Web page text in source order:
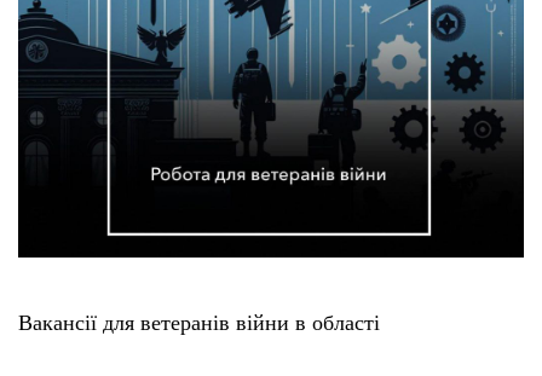
Довідник
Редакційна політика
Етичний кодекс
Рекламні прайси
Вакансії для ветеранів війни в області